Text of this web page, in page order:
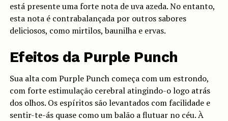
está presente uma forte nota de uva azeda. No entanto,
esta nota é contrabalançada por outros sabores
deliciosos, como mirtilos, baunilha e ervas.
Efeitos da Purple Punch
Sua alta com Purple Punch começa com um estrondo,
com forte estimulação cerebral atingindo-o logo atrás
dos olhos. Os espíritos são levantados com facilidade e
sentir-te-ás quase como um balão a flutuar no céu. À